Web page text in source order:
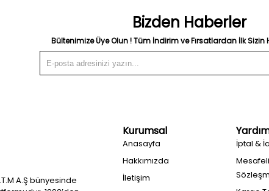
Bizden Haberler
Bültenimize Üye Olun ! Tüm İndirim ve Fırsatlardan İlk Sizin
A.Ş bünyesinde
Kurumsal
Anasayfa
Hakkımızda
İletişim
İptal &
Mesafeli